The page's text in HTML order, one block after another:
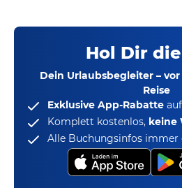
Hol Dir
Dein Urlaubsbegleiter –
Reise
Exklusive App-Rabatte
Komplett kostenlos, keine
Alle Buchungsinfos